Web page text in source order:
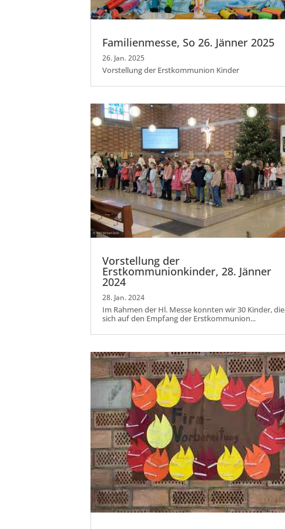
Familienmesse, So 26. Jänner 2025
26. Jan. 2025
Vorstellung der Erstkommunion Kinder
Vorstellung der
Erstkommunionkinder, 28. Jänner
2024
28. Jan. 2024
Im Rahmen der Hl. Messe konnten wir 30 Kinder, die
sich auf den Empfang der Erstkommunion...